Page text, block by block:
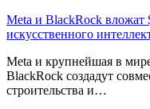
Meta и BlackRock вложат
искусственного
Meta и крупнейшая в
BlackRock создадут
строительства и…